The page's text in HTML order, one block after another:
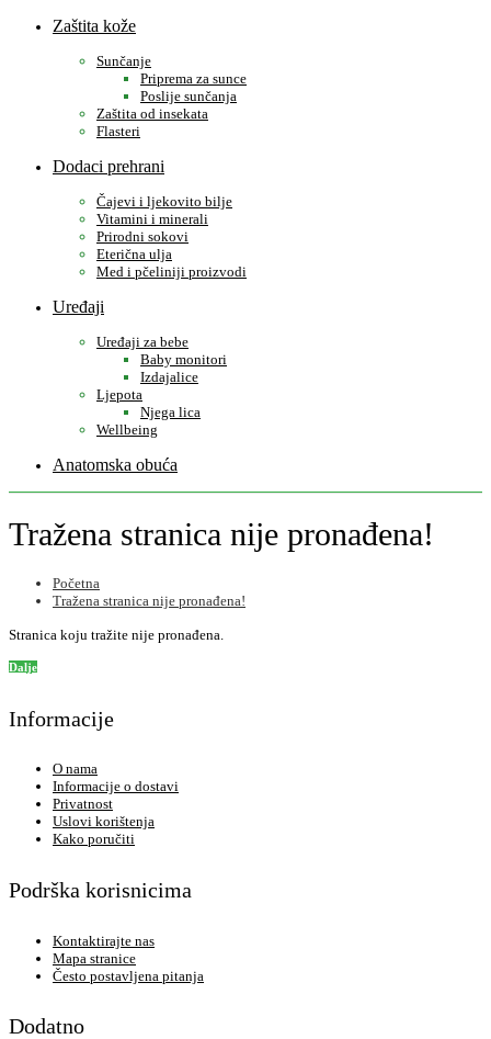
Zaštita kože
Sunčanje
Priprema za sunce
Poslije sunčanja
Zaštita od insekata
Flasteri
Dodaci prehrani
Čajevi i ljekovito bilje
Vitamini i minerali
Prirodni sokovi
Eterična ulja
Med i pčeliniji proizvodi
Uređaji
Uređaji za bebe
Baby monitori
Izdajalice
Ljepota
Njega lica
Wellbeing
Anatomska obuća
Tražena stranica nije pronađena!
Početna
Tražena stranica nije pronađena!
Stranica koju tražite nije pronađena.
Dalje
Informacije
O nama
Informacije o dostavi
Privatnost
Uslovi korištenja
Kako poručiti
Podrška korisnicima
Kontaktirajte nas
Mapa stranice
Često postavljena pitanja
Dodatno